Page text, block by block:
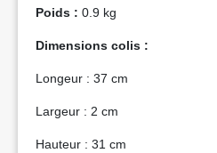
Poids : 0.9 kg
Dimensions colis :
Longeur : 37 cm
Largeur : 2 cm
Hauteur : 31 cm